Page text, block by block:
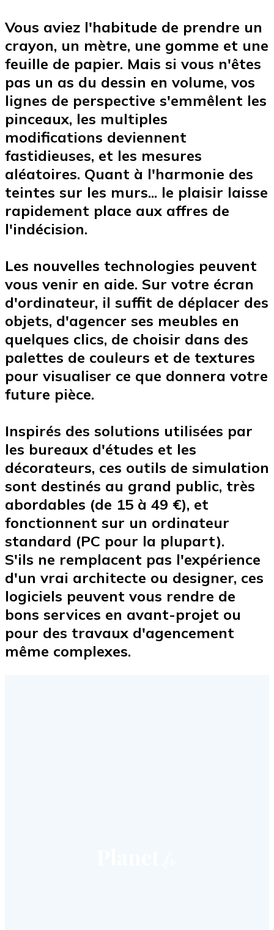
Vous aviez l'habitude de prendre un
crayon, un mètre, une gomme et une
feuille de papier. Mais si vous n'êtes
pas un as du dessin en volume, vos
lignes de perspective s'emmêlent les
pinceaux, les multiples
modifications deviennent
fastidieuses, et les mesures
aléatoires. Quant à l'harmonie des
teintes sur les murs... le plaisir laisse
rapidement place aux affres de
l'indécision.
Les nouvelles technologies peuvent
vous venir en aide. Sur votre écran
d'ordinateur, il suffit de déplacer des
objets, d'agencer ses meubles en
quelques clics, de choisir dans des
palettes de couleurs et de textures
pour visualiser ce que donnera votre
future pièce.
Inspirés des solutions utilisées par
les bureaux d'études et les
décorateurs, ces outils de simulation
sont destinés au grand public, très
abordables (de 15 à 49 €), et
fonctionnent sur un ordinateur
standard (PC pour la plupart).
S'ils ne remplacent pas l'expérience
d'un vrai architecte ou designer, ces
logiciels peuvent vous rendre de
bons services en avant-projet ou
pour des travaux d'agencement
même complexes.